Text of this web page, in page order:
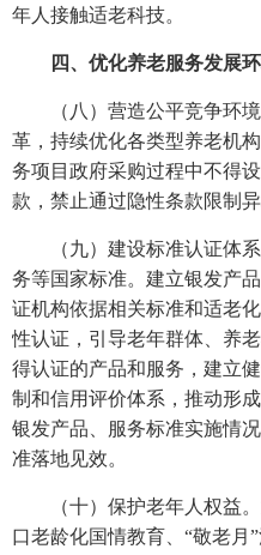
年人接触适老科技。
四、优化养老服务发展
（八）营造公平竞争环
革，持续优化各类型养老机
务项目政府采购过程中不得
款，禁止通过隐性条款限制
（九）建设标准认证体
务等国家标准。建立银发产
证机构依据相关标准和适老
性认证，引导老年群体、养
得认证的产品和服务，建立
制和信用评价体系，推动形
银发产品、服务标准实施情
准落地见效。
（十）保护老年人权益
口老龄化国情教育、“敬老月